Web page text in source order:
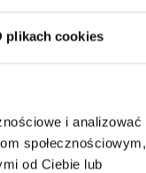
plikach cookies
i analizować
społecznościowym,
od Ciebie lub